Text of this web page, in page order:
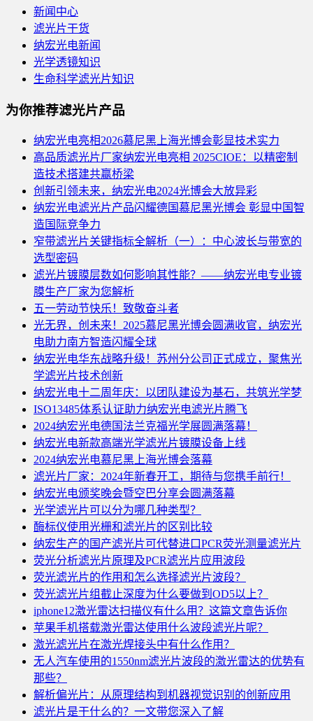
新闻中心
滤光片干货
纳宏光电新闻
光学透镜知识
生命科学滤光片知识
为你推荐滤光片产品
纳宏光电亮相2026慕尼黑上海光博会彰显技术实力
高品质滤光片厂家纳宏光电亮相 2025CIOE：以精密制
造技术搭建共赢桥梁
创新引领未来，纳宏光电2024光博会大放异彩
纳宏光电滤光片产品闪耀德国慕尼黑光博会 彰显中国智
造国际竞争力
窄带滤光片关键指标全解析（一）：中心波长与带宽的
选型密码
滤光片镀膜层数如何影响其性能？——纳宏光电专业镀
膜生产厂家为您解析
五一劳动节快乐！致敬奋斗者
光无界，创未来！2025慕尼黑光博会圆满收官，纳宏光
电助力南方智造闪耀全球
纳宏光电华东战略升级！苏州分公司正式成立，聚焦光
学滤光片技术创新
纳宏光电十二周年庆：以团队建设为基石，共筑光学梦
ISO13485体系认证助力纳宏光电滤光片腾飞
2024纳宏光电德国法兰克福光学展圆满落幕！
纳宏光电新款高端光学滤光片镀膜设备上线
2024纳宏光电慕尼黑上海光博会落幕
滤光片厂家：2024年新春开工，期待与您携手前行！
纳宏光电颁奖晚会暨空巴分享会圆满落幕
光学滤光片可以分为哪几种类型？
酶标仪使用光栅和滤光片的区别比较
纳宏生产的国产滤光片可代替进口PCR荧光测量滤光片
荧光分析滤光片原理及PCR滤光片应用波段
荧光滤光片的作用和怎么选择滤光片波段？
荧光滤光片组截止深度为什么要做到OD5以上？
iphone12激光雷达扫描仪有什么用？这篇文章告诉你
苹果手机搭载激光雷达使用什么波段滤光片呢？
激光滤光片在激光焊接头中有什么作用？
无人汽车使用的1550nm滤光片波段的激光雷达的优势有
那些？
解析偏光片：从原理结构到机器视觉识别的创新应用
滤光片是干什么的？一文带您深入了解